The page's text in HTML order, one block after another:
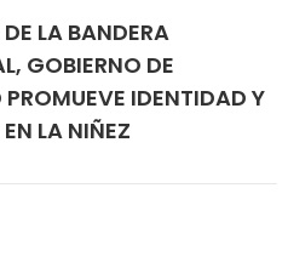
LA BANDERA
GOBIERNO DE
PROMUEVE IDENTIDAD Y
LA NIÑEZ